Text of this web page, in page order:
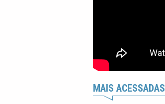
MAIS ACESSADAS